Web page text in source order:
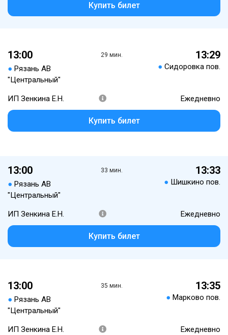
Купить билет
13:00
● Рязань АВ
"Центральный"
29 мин. 13:29
● Сидоровка пов.
ИП Зенкина Е.Н. Ежедневно
Купить билет
13:00
● Рязань АВ
"Центральный"
33 мин. 13:33
● Шишкино пов.
ИП Зенкина Е.Н. Ежедневно
Купить билет
13:00
● Рязань АВ
"Центральный"
35 мин. 13:35
● Марково пов.
ИП Зенкина Е.Н. Ежедневно